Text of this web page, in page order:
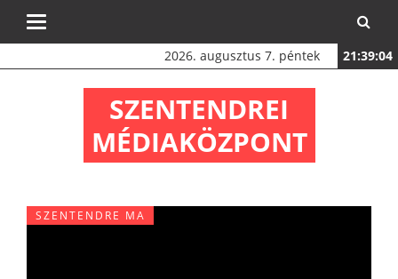
Toggle
2026. augusztus 7. péntek 21:39:05
SZENTENDREI
MÉDIAKÖZPONT
SZENTENDRE MA